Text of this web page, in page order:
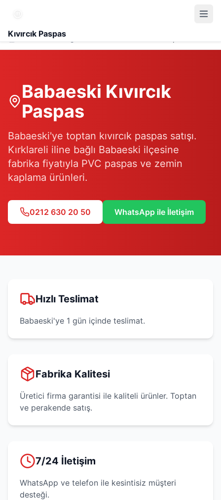
Kıvırcık Paspas
Hizmet Bölgesi
Babaeski Kıvırcık
Paspas
Babaeski'ye toptan kıvırcık paspas satışı.
Kırklareli iline bağlı Babaeski ilçesine
fabrika fiyatıyla PVC paspas ve zemin
kaplama ürünleri.
0212 630 20 50 WhatsApp ile İletişim
Hızlı Teslimat
Babaeski'ye 1 gün içinde teslimat.
Fabrika Kalitesi
Üretici firma garantisi ile kaliteli ürünler. Toptan
ve perakende satış.
7/24 İletişim
WhatsApp ve telefon ile kesintisiz müşteri
desteği.